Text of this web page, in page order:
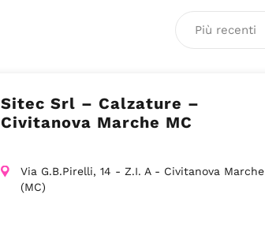
Più recenti
Sitec Srl – Calzature –
Civitanova Marche MC
Via G.B.Pirelli, 14 - Z.I. A - Civitanova Marche
(MC)